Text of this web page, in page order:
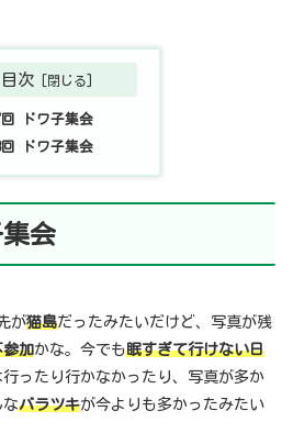
目次
回 ドワ子集会
回 ドワ子集会
会
が猫島だったみたいだけど、写真が残
参加かな。今でも眠すぎて行けない日
ったり行かなかったり、写真が多か
なバラツキが今よりも多かったみたい